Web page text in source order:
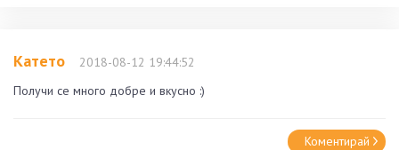
Катето
2018-08-12 19:44:52
Получи се много добре и вкусно :)
Коментирай